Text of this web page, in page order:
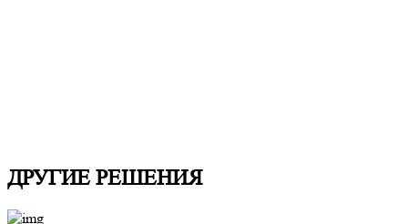
ДРУГИЕ РЕШЕНИЯ